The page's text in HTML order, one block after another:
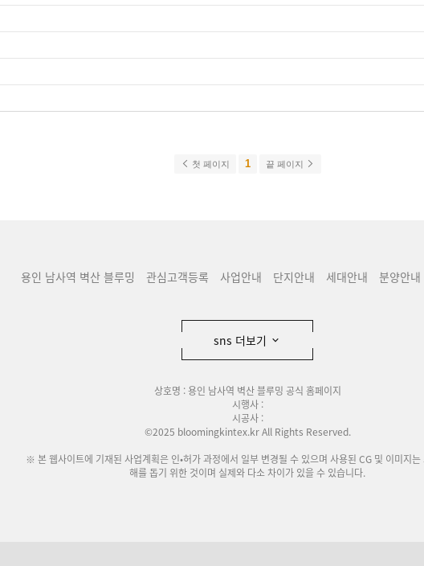
첫 페이지 1 끝 페이지
용인 남사역 벽산 블루밍 관심고객등록 사업안내 단지안내 세대안내 분양안내
sns 더보기
상호명 : 용인 남사역 벽산 블루밍 공식 홈페이지
시행사 :
시공사 :
©2025 bloomingkintex.kr All Rights Reserved.
※ 본 웹사이트에 기재된 사업계획은 인•허가 과정에서 일부 변경될 수 있으며 사용된 CG 및 이미지는
해를 돕기 위한 것이며 실제와 다소 차이가 있을 수 있습니다.